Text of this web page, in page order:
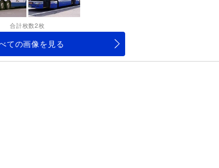
合計枚数2枚
ての画像を見る